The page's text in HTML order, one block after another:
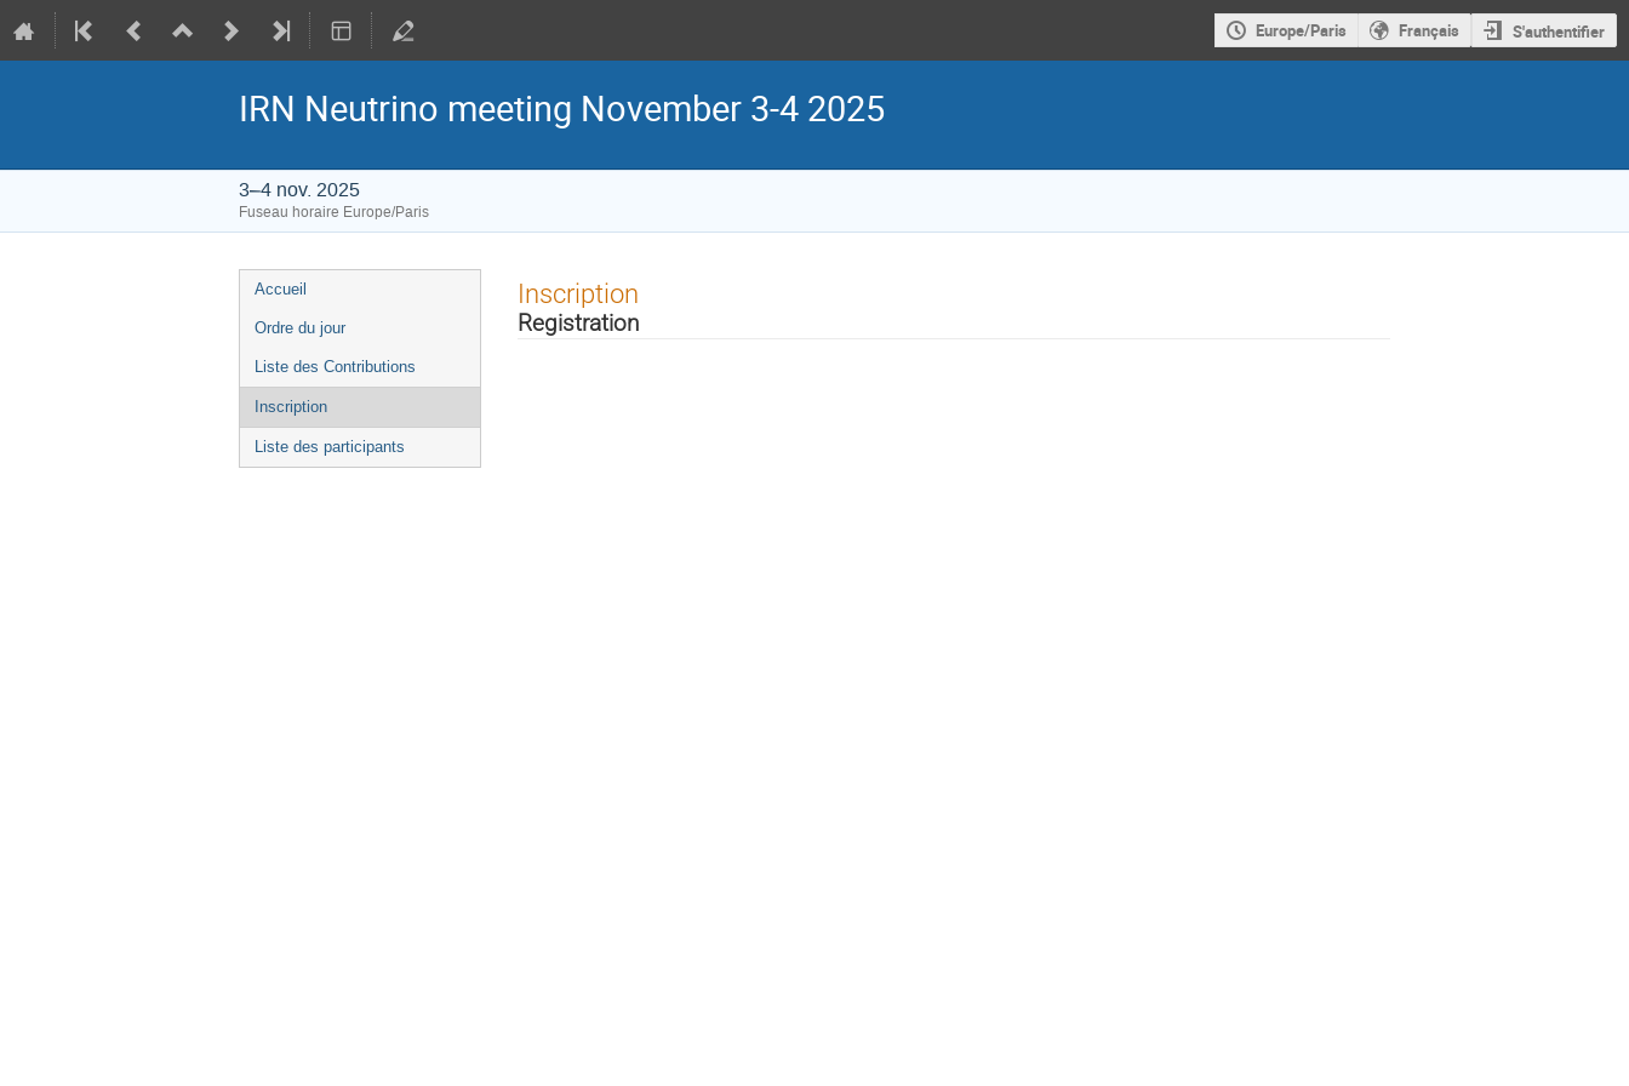
Europe/Paris Français S'authentifier
IRN Neutrino meeting November 3-4 2025
3–4 nov. 2025
Fuseau horaire Europe/Paris
Menu
de
Accueil
Ordre du jour
Liste des Contributions
Inscription
Liste des participants
Inscription
Registration